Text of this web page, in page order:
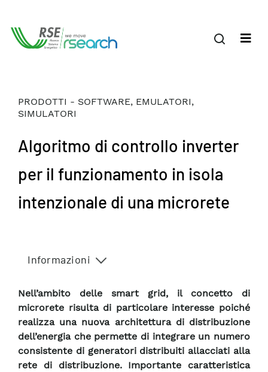
PRODOTTI - SOFTWARE, EMULATORI,
SIMULATORI
Algoritmo di controllo inverter
per il funzionamento in isola
intenzionale di una microrete
Informazioni
Nell’ambito delle smart grid, il concetto di
microrete risulta di particolare interesse poiché
realizza una nuova architettura di distribuzione
dell’energia che permette di integrare un numero
consistente di generatori distribuiti allacciati alla
rete di distribuzione. Importante caratteristica